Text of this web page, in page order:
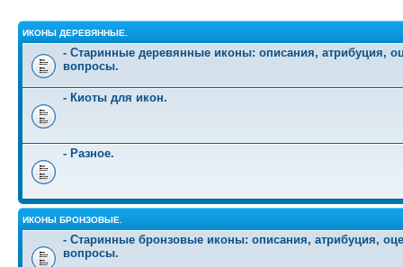
ИКОНЫ ДЕРЕВЯННЫЕ.
- Старинные деревянные иконы: описания, атрибуция,
вопросы.
- Киоты для икон.
- Разное.
ИКОНЫ БРОНЗОВЫЕ.
- Старинные бронзовые иконы: описания, атрибуция,
вопросы.